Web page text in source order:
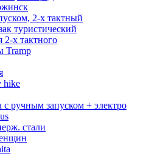
2-х тактный
туристический
2-х тактного
Tramp
hike
ручным запуском + электро
стали